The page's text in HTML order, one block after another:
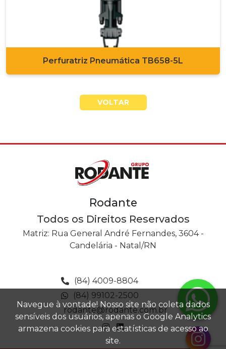
Perfuratriz Pneumática TB658-5L
VOLTAR
Rodante
Todos os Direitos Reservados
Matriz: Rua General André Fernandes, 3604 -
Candelária - Natal/RN
(84) 4009-8804
(84) 99102-2500
rodante@rodante.com.br
Navegue à vontade! Nosso site não coleta dados
sensíveis dos usuários, apenas o Google Analytics
armazena cookies para estatísticas de acesso ao
site.